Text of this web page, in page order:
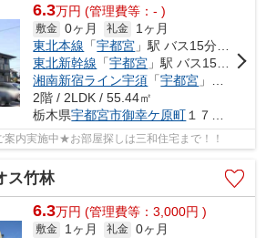
6.3万円 (管理費等：- )
敷金 0ヶ月 礼金
1ヶ月
東北本線 「宇都宮 」駅 バス15分 「地蔵前停」 停歩10分
東北新幹線 「宇都宮 」駅 バス15分 「地蔵前停」 停歩10分
湘南新宿ライン宇須 「宇都宮 」駅 バス15分 「地蔵前停」 停歩10分
2階 / 2LDK / 55.44㎡
栃木県宇都宮市御幸ケ原町１７０-２２
内実施中★お部屋探しは三和住宅まで！！
ス竹林
6.3万円 (管理費等：3,000円 )
敷金 1ヶ月 礼金 0ヶ月